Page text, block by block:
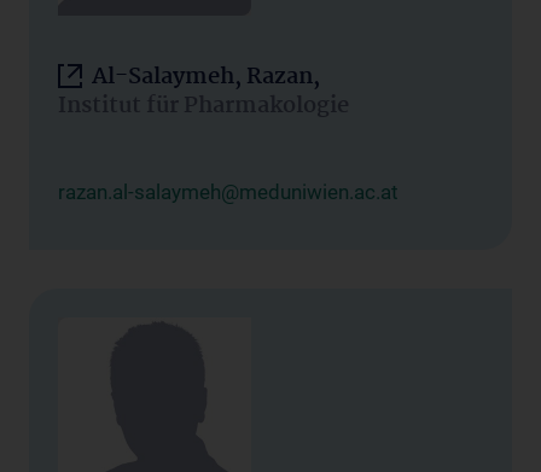
Al-Salaymeh, Razan,
Institut für Pharmakologie
razan.al-salaymeh@meduniwien.ac.at